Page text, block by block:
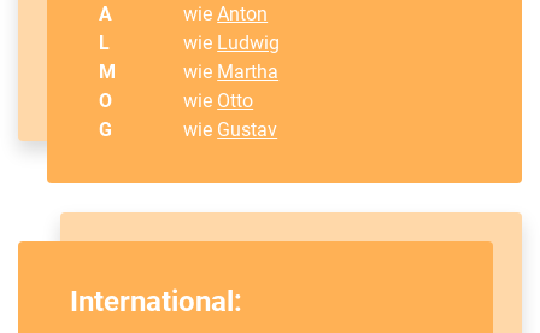
A wieAnton
L
wie Ludwig
M
wie Martha
O
wie Otto
G
wie Gustav
International: